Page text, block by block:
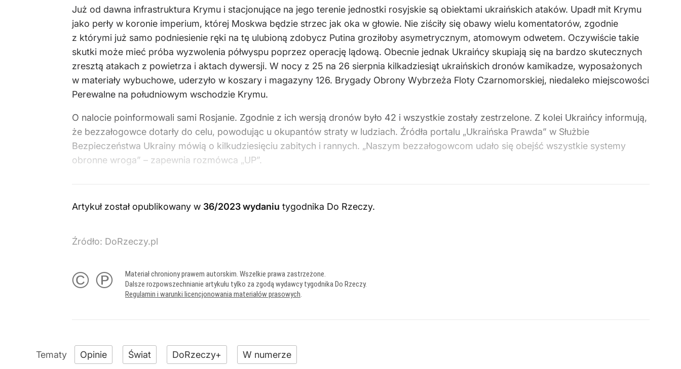
Już od dawna infrastruktura Krymu i stacjonujące na jego terenie jednostki rosyjskie są obiektami ukraińskich ataków. Upadł mit Krymu
jako perły w koronie imperium, której Moskwa będzie strzec jak oka w głowie. Nie ziściły się obawy wielu komentatorów, zgodnie
z którymi już samo podniesienie ręki na tę ulubioną zdobycz Putina groziłoby asymetrycznym, atomowym odwetem. Oczywiście takie
skutki może mieć próba wyzwolenia półwyspu poprzez operację lądową. Obecnie jednak Ukraińcy skupiają się na bardzo skutecznych
zresztą atakach z powietrza i aktach dywersji. W nocy z 25 na 26 sierpnia kilkadziesiąt ukraińskich dronów kamikadze, wyposażonych
w materiały wybuchowe, uderzyło w koszary i magazyny 126. Brygady Obrony Wybrzeża Floty Czarnomorskiej, niedaleko miejscowości
Perewalne na południowym wschodzie Krymu.
O nalocie poinformowali sami Rosjanie. Zgodnie z ich wersją dronów było 42 i wszystkie zostały zestrzelone. Z kolei Ukraińcy informują,
że bezzałogowce dotarły do celu, powodując u okupantów straty w ludziach. Źródła portalu „Ukraińska Prawda” w Służbie
Bezpieczeństwa Ukrainy mówią o kilkudziesięciu zabitych i rannych. „Naszym bezzałogowcom udało się obejść wszystkie systemy
obronne wroga” – zapewnia rozmówca „UP”.
Artykuł został opublikowany w 36/2023 wydaniu tygodnika Do Rzeczy.
Źródło: DoRzeczy.pl
© ℗
Materiał chroniony prawem autorskim. Wszelkie prawa zastrzeżone.
Dalsze rozpowszechnianie artykułu tylko za zgodą wydawcy tygodnika Do Rzeczy.
Regulamin i warunki licencjonowania materiałów prasowych.
Opinie Świat DoRzeczy+ W numerze